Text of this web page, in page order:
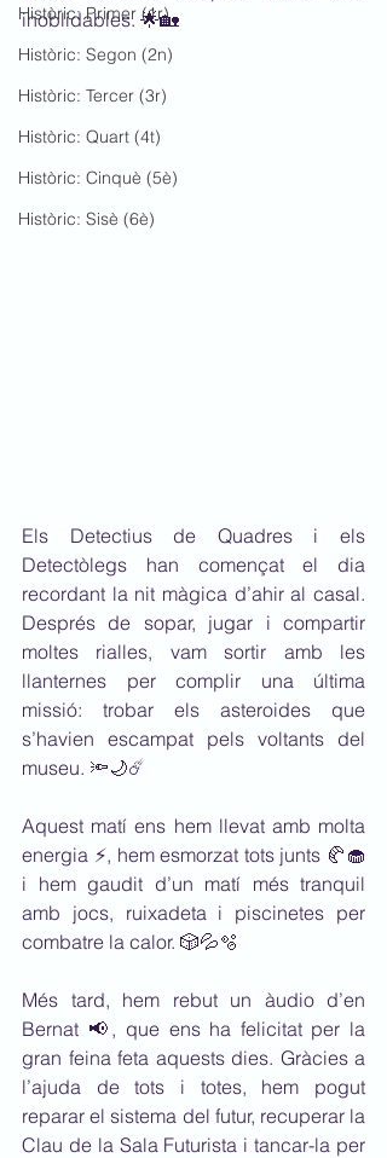
Històric: Primer (1r)
Històric: Segon (2n)
Històric: Tercer (3r)
Històric: Quart (4t)
Històric: Cinquè (5è)
Històric: Sisè (6è)
inoblidables. 🌟🏡
Els Detectius de Quadres i els
Detectòlegs han començat el dia
recordant la nit màgica d’ahir al casal.
Després de sopar, jugar i compartir
moltes rialles, vam sortir amb les
llanternes per complir una última
missió: trobar els asteroides que
s’havien escampat pels voltants del
museu. 🔦🌙☄️
Aquest matí ens hem llevat amb molta
energia ⚡, hem esmorzat tots junts 🥐🧁
i hem gaudit d’un matí més tranquil
amb jocs, ruixadeta i piscinetes per
combatre la calor. 🎲💦🫧
Més tard, hem rebut un àudio d’en
Bernat 📢, que ens ha felicitat per la
gran feina feta aquests dies. Gràcies a
l’ajuda de tots i totes, hem pogut
reparar el sistema del futur, recuperar la
Clau de la Sala Futurista i tancar-la per